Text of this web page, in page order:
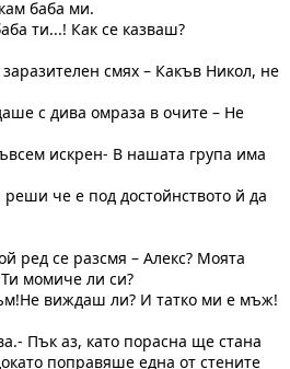
баба ми.
ти...! Как се казваш?
заразителен смях – Какъв Никол, не
с дива омраза в очите – Не
искрен- В нашата група има
че е под достойнството й да
ред се разсмя – Алекс? Моята
Ти момиче ли си?
виждаш ли? И татко ми е мъж!
Пък аз, като порасна ще стана
поправяше една от стените